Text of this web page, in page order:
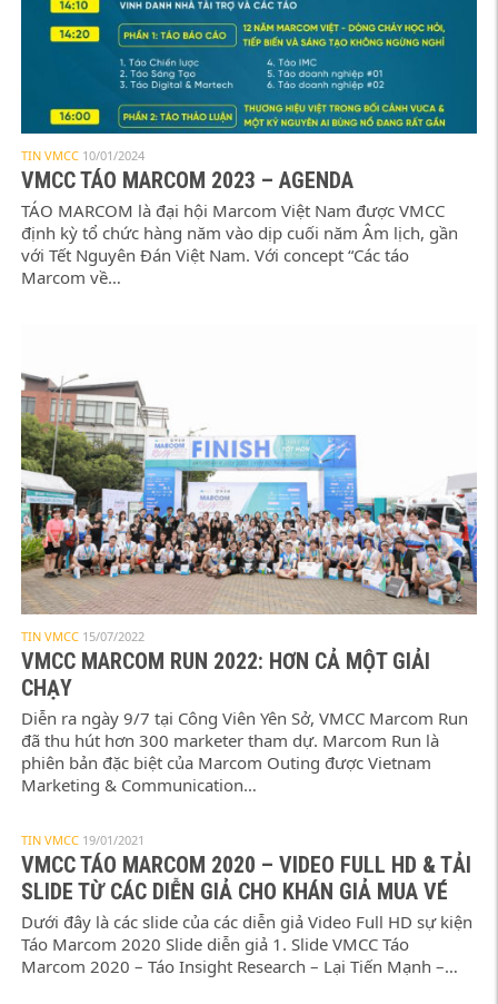
TIN VMCC10/01/2024
VMCC TÁO MARCOM 2023 – AGENDA
TÁO MARCOM là đại hội Marcom Việt Nam được VMCC
định kỳ tổ chức hàng năm vào dịp cuối năm Âm lịch, gần
với Tết Nguyên Đán Việt Nam. Với concept “Các táo
Marcom về…
TIN VMCC15/07/2022
VMCC MARCOM RUN 2022: HƠN CẢ MỘT GIẢI
CHẠY
Diễn ra ngày 9/7 tại Công Viên Yên Sở, VMCC Marcom Run
đã thu hút hơn 300 marketer tham dự. Marcom Run là
phiên bản đặc biệt của Marcom Outing được Vietnam
Marketing & Communication…
TIN VMCC19/01/2021
VMCC TÁO MARCOM 2020 – VIDEO FULL HD & TẢI
SLIDE TỪ CÁC DIỄN GIẢ CHO KHÁN GIẢ MUA VÉ
Dưới đây là các slide của các diễn giả Video Full HD sự kiện
Táo Marcom 2020 Slide diễn giả 1. Slide VMCC Táo
Marcom 2020 – Táo Insight Research – Lại Tiến Mạnh –…